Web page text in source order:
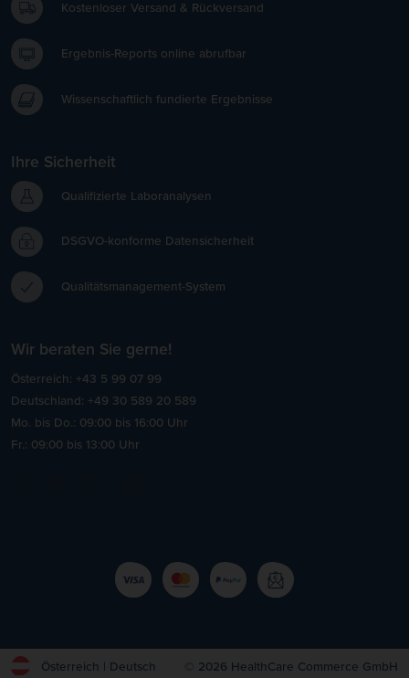
Kostenloser Versand & Rückversand
Ergebnis-Reports online abrufbar
Wissenschaftlich fundierte Ergebnisse
Ihre Sicherheit
Qualifizierte Laboranalysen
DSGVO-konforme Datensicherheit
Qualitätsmanagement-System
Wir beraten Sie gerne!
Österreich: +43 5 99 07 99
Deutschland: +49 30 589 20 589
Mo. bis Do.: 09:00 bis 16:00 Uhr
Fr.: 09:00 bis 13:00 Uhr
Österreich | Deutsch © 2026 HealthCare Commerce GmbH